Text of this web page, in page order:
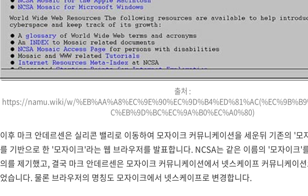
출처 :
https://namu.wiki/w/
C%EB%9D%BC%EC%9A%B0%EC%A0%80)
이후 마크 안데르센은 실리콘 밸리로 이동하여 모자이크 커뮤니케이션을 세운뒤 기존의 '모
를 기반으로 한 '모자이크'라는 웹 브라우저를 발표합니다. NCSA는 같은 이름의 '모자이크'
의를 제기했고, 결국 마크 안데르센은 모자이크 커뮤니케이션에서 넷스케이프 커뮤니케이
었습니다. 물론 브라우저의 명칭도 모자이크에서 넷스케이프로 변경합니다.